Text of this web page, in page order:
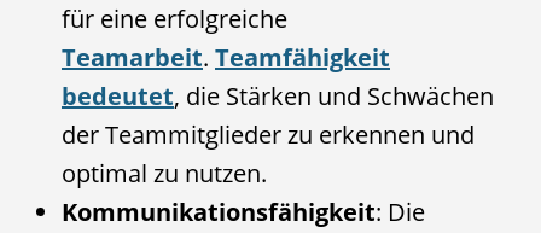
für eine erfolgreiche
Teamarbeit. Teamfähigkeit
bedeutet, die Stärken und Schwächen
der Teammitglieder zu erkennen und
optimal zu nutzen.
Kommunikationsfähigkeit: Die